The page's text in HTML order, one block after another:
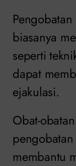
biasanya
seperti
dapat
ejakulasi.
Obat-
membantu